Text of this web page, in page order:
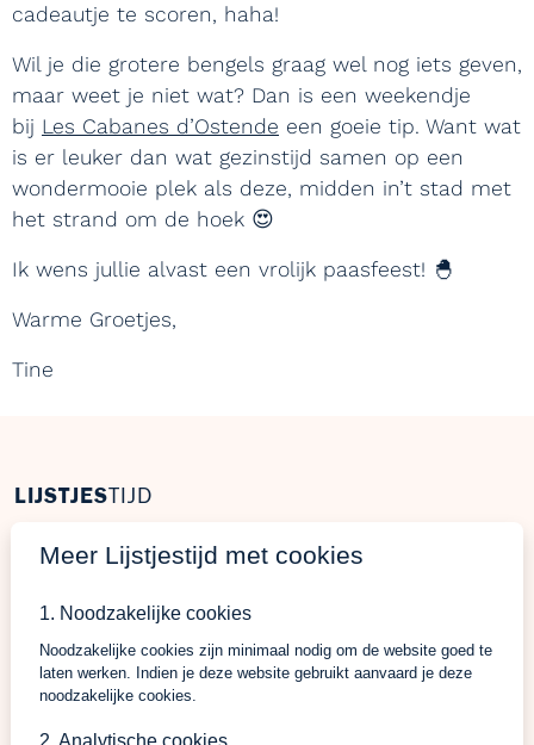
cadeautje te scoren, haha!
Wil je die grotere bengels graag wel nog iets geven,
maar weet je niet wat? Dan is een weekendje
bij Les Cabanes d’Ostende een goeie tip. Want wat
is er leuker dan wat gezinstijd samen op een
wondermooie plek als deze, midden in’t stad met
het strand om de hoek 😍
Ik wens jullie alvast een vrolijk paasfeest! 🐣
Warme Groetjes,
Tine
LIJSTJESTIJD
Welkom op Lijstjestijd, hét online platform om verlanglijstjes
te maken met producten van gelijk welke webshop.
Bezoekers Shops & belevingen
Meer Lijstjestijd met cookies
1. Noodzakelijke cookies
Noodzakelijke cookies zijn minimaal nodig om de website goed te
laten werken. Indien je deze website gebruikt aanvaard je deze
noodzakelijke cookies.
2. Analytische cookies